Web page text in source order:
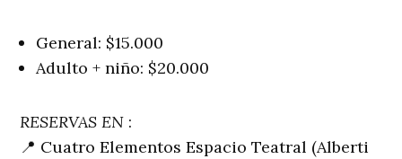
General: $15.000
Adulto + niño: $20.000
RESERVAS EN :
📍 Cuatro Elementos Espacio Teatral (Alberti